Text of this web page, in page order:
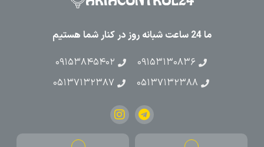
ما 24 ساعت شبانه روز در کنار شما هستیم
۰۹۱۵۳۱۳۰۸۳۶
۰۹۱۵۳۸۴۵۴۰۲
۰۵۱۳۷۱۳۲۳۸۸
۰۵۱۳۷۱۳۲۳۸۷